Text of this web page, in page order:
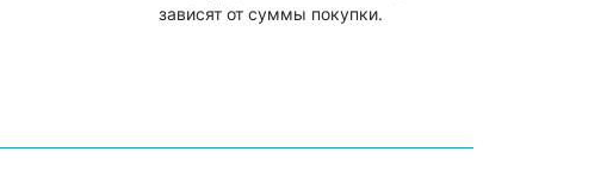
зависят от суммы покупки.